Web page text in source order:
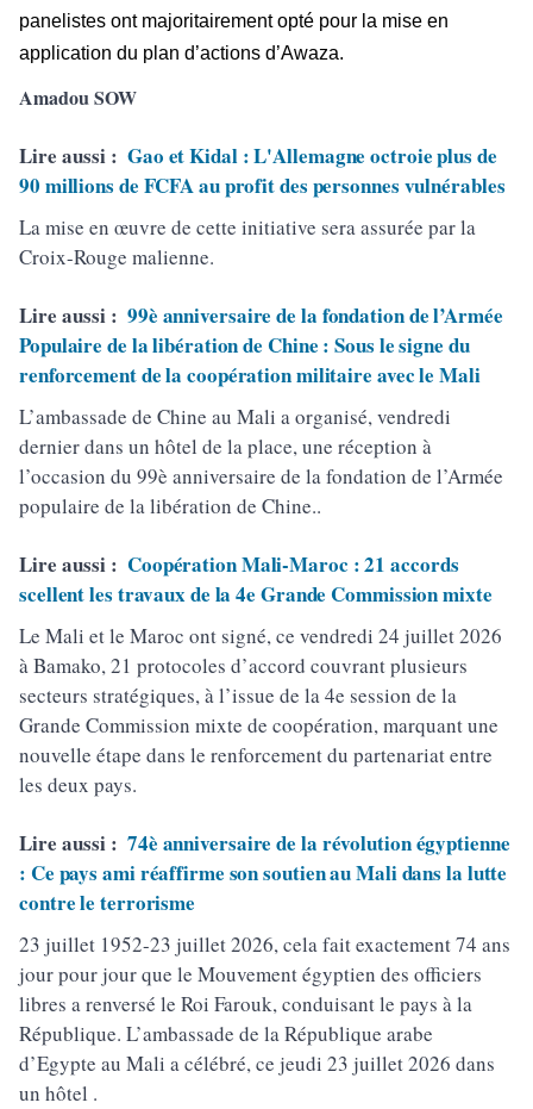
panelistes ont majoritairement opté pour la mise en
application du plan d’actions d’Awaza.
Amadou SOW
Lire aussi : Gao et Kidal : L'Allemagne octroie plus de
90 millions de FCFA au profit des personnes vulnérables
La mise en œuvre de cette initiative sera assurée par la
Croix-Rouge malienne.
Lire aussi : 99è anniversaire de la fondation de l’Armée
Populaire de la libération de Chine : Sous le signe du
renforcement de la coopération militaire avec le Mali
L’ambassade de Chine au Mali a organisé, vendredi
dernier dans un hôtel de la place, une réception à
l’occasion du 99è anniversaire de la fondation de l’Armée
populaire de la libération de Chine..
Lire aussi : Coopération Mali-Maroc : 21 accords
scellent les travaux de la 4e Grande Commission mixte
Le Mali et le Maroc ont signé, ce vendredi 24 juillet 2026
à Bamako, 21 protocoles d’accord couvrant plusieurs
secteurs stratégiques, à l’issue de la 4e session de la
Grande Commission mixte de coopération, marquant une
nouvelle étape dans le renforcement du partenariat entre
les deux pays.
Lire aussi : 74è anniversaire de la révolution égyptienne
: Ce pays ami réaffirme son soutien au Mali dans la lutte
contre le terrorisme
23 juillet 1952-23 juillet 2026, cela fait exactement 74 ans
jour pour jour que le Mouvement égyptien des officiers
libres a renversé le Roi Farouk, conduisant le pays à la
République. L’ambassade de la République arabe
d’Egypte au Mali a célébré, ce jeudi 23 juillet 2026 dans
un hôtel .